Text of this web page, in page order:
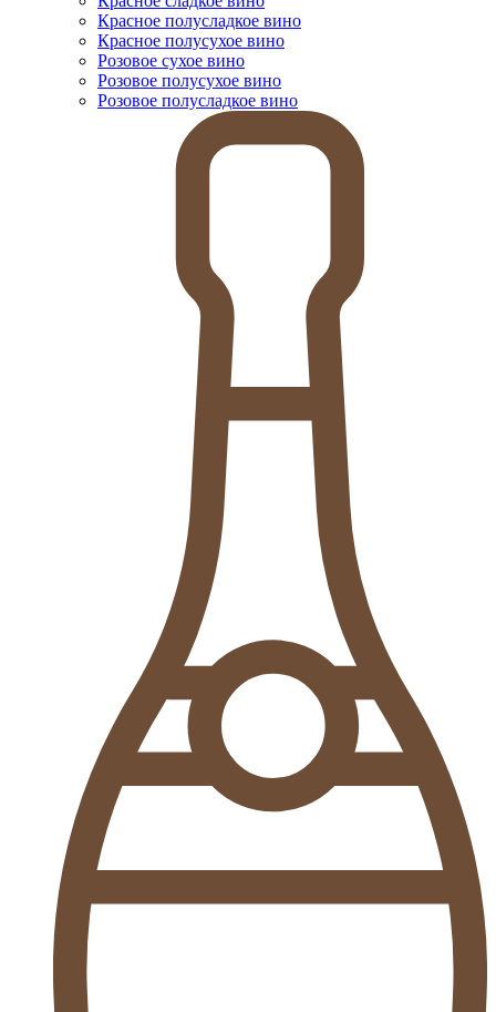
Красное полусладкое вино
Красное полусухое вино
Розовое сухое вино
Розовое полусухое вино
Розовое полусладкое вино